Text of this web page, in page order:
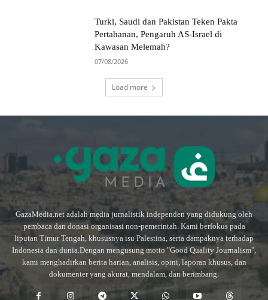
Turki, Saudi dan Pakistan Teken Pakta
Pertahanan, Pengaruh AS-Israel di
Kawasan Melemah?
07/08/2026
Load more
GazaMedia.net adalah media jurnalistik independen yang didukung oleh
pembaca dan donasi organisasi non-pemerintah. Kami berfokus pada
liputan Timur Tengah, khususnya isu Palestina, serta dampaknya terhadap
Indonesia dan dunia.Dengan mengusung motto "Good Quality Journalism",
kami menghadirkan berita harian, analisis, opini, laporan khusus, dan
dokumenter yang akurat, mendalam, dan berimbang.